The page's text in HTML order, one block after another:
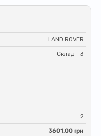
LAND ROVER
Склад - 3
2
3601.00 грн